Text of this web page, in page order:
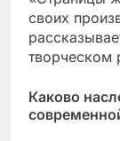
своих
творческом
Каково